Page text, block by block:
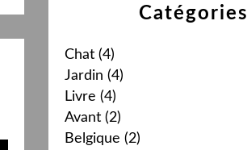
Catégories
Chat (4)
Jardin (4)
Livre (4)
Avant (2)
Belgique (2)